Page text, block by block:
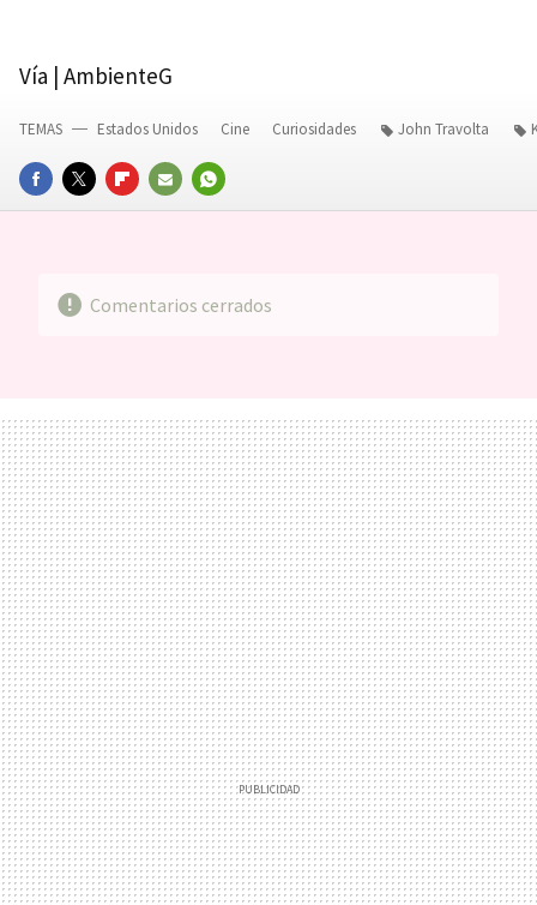
Vía | AmbienteG
FACEBOOKTWITTERFLIPBOARD
E-
WHATSAPP
TEMAS Estados Unidos Cine Curiosidades John Travolta
Comentarios cerrados